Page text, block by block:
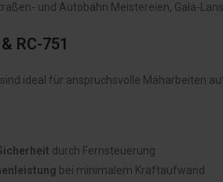
und Autobahn Meistereien, Gala-
RC-751
ideal für anspruchsvolle Mäharbeiten
durch Fernsteuerung
bei minimalem Kraftaufwand